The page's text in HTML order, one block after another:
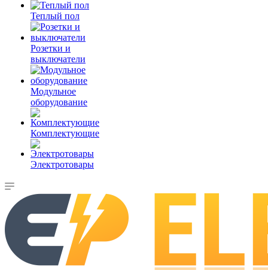
Теплый пол
Розетки и
выключатели
Модульное
оборудование
Комплектующие
Электротовары